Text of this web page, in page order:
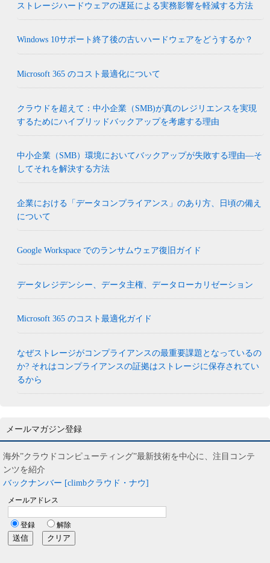
ストレージハードウェアの遅延による実務影響を軽減する方法
Windows 10サポート終了後の古いハードウェアをどうするか？
Microsoft 365 のコスト最適化について
クラウドを超えて：中小企業（SMB)が真のレジリエンスを実現
するためにハイブリッドバックアップを考慮する理由
中小企業（SMB）環境においてバックアップが失敗する理由―そ
してそれを解決する方法
企業における「データコンプライアンス」のあり方、日頃の備え
について
Google Workspace でのランサムウェア復旧ガイド
データレジデンシー、データ主権、データローカリゼーション
Microsoft 365 のコスト最適化ガイド
なぜストレージがコンプライアンスの最重要課題となっているの
か? それはコンプライアンスの証拠はストレージに保存されてい
るから
メールマガジン登録
海外”クラウドコンピューティング”最新技術を中心に、注目コンテ
ンツを紹介
バックナンバー [climbクラウド・ナウ]